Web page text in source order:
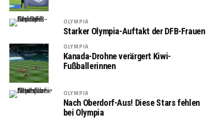
OLYMPIA
Starker Olympia-Auftakt der DFB-Frauen
OLYMPIA
Kanada-Drohne verärgert Kiwi-
Fußballerinnen
OLYMPIA
Nach Oberdorf-Aus! Diese Stars fehlen
bei Olympia